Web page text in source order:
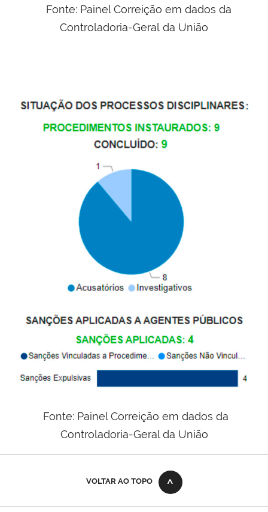
Fonte: Painel Correição em dados da
Controladoria-Geral da União
Fonte: Painel Correição em dados da
Controladoria-Geral da União
VOLTAR AO TOPO